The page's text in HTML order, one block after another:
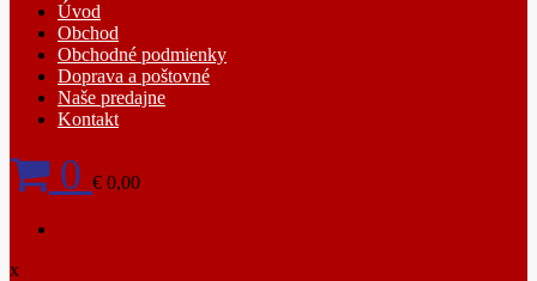
Úvod
Obchod
Obchodné podmienky
Doprava a poštovné
Naše predajne
Kontakt
0 € 0,00
x